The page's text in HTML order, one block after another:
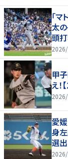
「
太
頭
甲
え
愛
身
選出